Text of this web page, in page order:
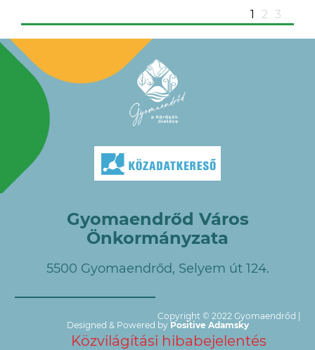
1 2 3
Gyomaendrőd Város
Önkormányzata
5500 Gyomaendrőd, Selyem út 124.
Copyright © 2022 Gyomaendrőd |
Designed & Powered by Positive Adamsky
Közvilágítási hibabejelentés